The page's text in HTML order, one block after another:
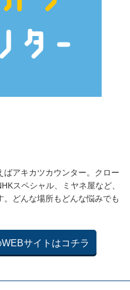
アキカツカウンター。クロー
スペシャル、ミヤネ屋など、
どんな場所もどんな悩みでも
サイトはコチラ